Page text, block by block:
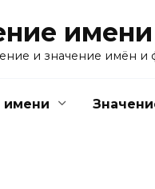
и значение имён и
имени